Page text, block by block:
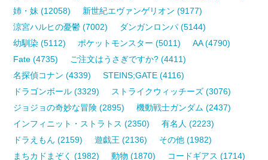
姉・妹 (12058)
新世紀エヴァンゲリオン (9177)
涼宮ハルヒの憂鬱 (7002)
ダンガンロンパ (5144)
幼馴染 (5112)
ポケットモンスター (5011)
AA (4790)
Fate (4735)
ご注文はうさぎですか? (4411)
名探偵コナン (4339)
STEINS;GATE (4116)
ドラゴンボール (3329)
ストライクウィッチーズ (3076)
ジョジョの奇妙な冒険 (2895)
機動戦士ガンダム (2437)
インフィニット・ストラトス (2350)
有名人 (2223)
ドラえもん (2159)
遊戯王 (2136)
その他 (1982)
まちカドまぞく (1982)
動物 (1870) コードギアス (1714)